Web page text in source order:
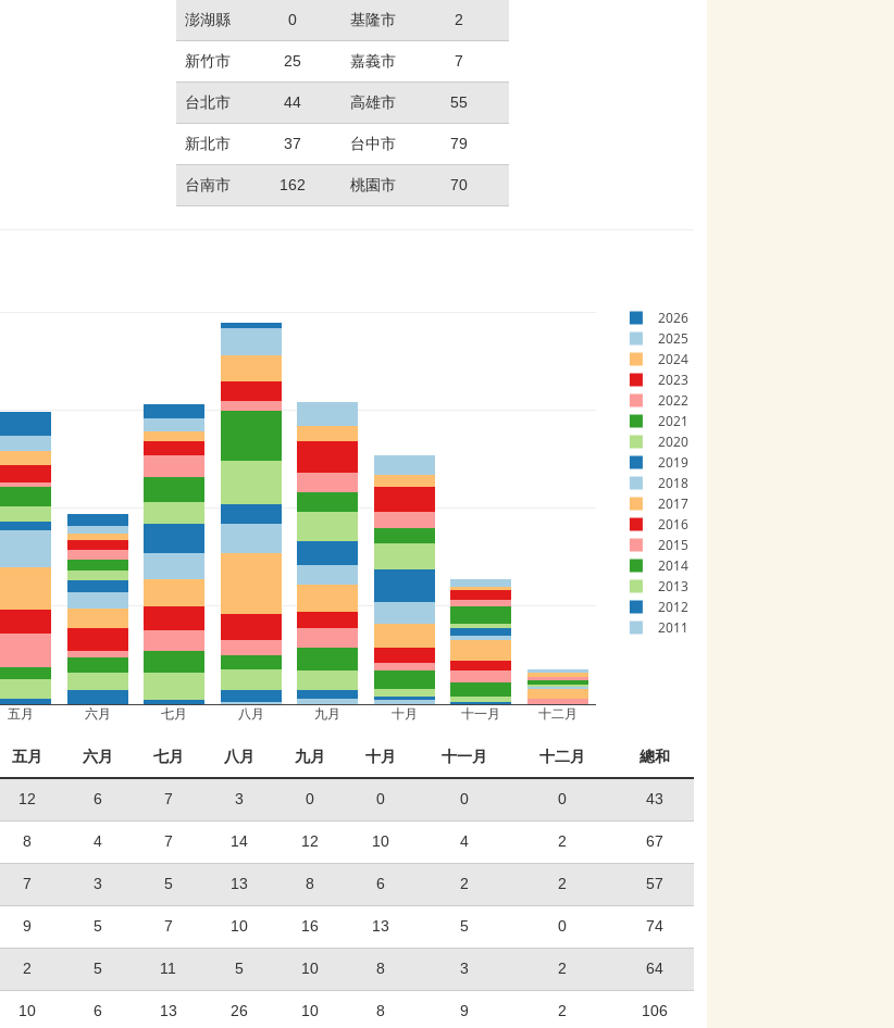
澎湖縣 0 基隆市 2
新竹市 25 嘉義市 7
台北市 44 高雄市 55
新北市 37 台中市 79
台南市 162 桃園市 70
五月 六月 七月 八月 九月 十月 十一月 十二月
2026
2025
2024
2023
2022
2021
2020
2019
2018
2017
2016
2015
2014
2013
2012
2011
五月 六月 七月 八月 九月 十月 十一月 十二月 總和
12 6 7 3 0 0 0 0 43
8 4 7 14 12 10 4 2 67
7 3 5 13 8 6 2 2 57
9 5 7 10 16 13 5 0 74
2 5 11 5 10 8 3 2 64
10 6 13 26 10 8 9 2 106